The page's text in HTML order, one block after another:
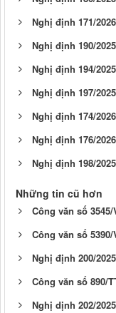
Nghị định 171/
Nghị định 190/
Nghị định 194/
Nghị định 197/
Nghị định 174/
Nghị định 176/
Nghị định 198/
Những tin cũ hơn
Công văn số 3545/
Công văn số 5390/
Nghị định 200/
Công văn số 890/
Nghị dịnh 202/